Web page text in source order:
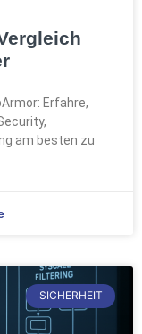
Erfahre,
am besten zu
SICHERHEIT